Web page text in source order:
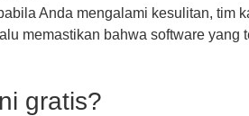
Anda mengalami kesulitan, tim
memastikan bahwa software yang
gratis?